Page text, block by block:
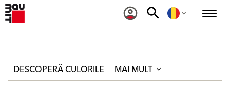
DESCOPERĂ CULORILE MAI MULT